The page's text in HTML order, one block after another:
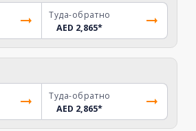
Туда-обратно
AED 2,865*
Туда-обратно
AED 2,865*